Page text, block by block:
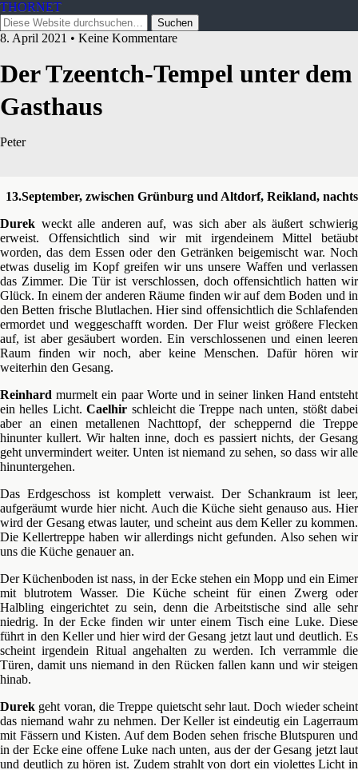
THORNET
8. April 2021 • Keine Kommentare
Der Tzeentch-Tempel unter dem
Gasthaus
Peter
13.September, zwischen Grünburg und Altdorf, Reikland, nachts
Durek weckt alle anderen auf, was sich aber als äußert schwierig
erweist. Offensichtlich sind wir mit irgendeinem Mittel betäubt
worden, das dem Essen oder den Getränken beigemischt war. Noch
etwas duselig im Kopf greifen wir uns unsere Waffen und verlassen
das Zimmer. Die Tür ist verschlossen, doch offensichtlich hatten wir
Glück. In einem der anderen Räume finden wir auf dem Boden und in
den Betten frische Blutlachen. Hier sind offensichtlich die Schlafenden
ermordet und weggeschafft worden. Der Flur weist größere Flecken
auf, ist aber gesäubert worden. Ein verschlossenen und einen leeren
Raum finden wir noch, aber keine Menschen. Dafür hören wir
weiterhin den Gesang.
Reinhard murmelt ein paar Worte und in seiner linken Hand entsteht
ein helles Licht.Caelhir schleicht die Treppe nach unten, stößt dabei
aber an einen metallenen Nachttopf, der scheppernd die Treppe
hinunter kullert. Wir halten inne, doch es passiert nichts, der Gesang
geht unvermindert weiter. Unten ist niemand zu sehen, so dass wir alle
hinuntergehen.
Das Erdgeschoss ist komplett verwaist. Der Schankraum ist leer,
aufgeräumt wurde hier nicht. Auch die Küche sieht genauso aus. Hier
wird der Gesang etwas lauter, und scheint aus dem Keller zu kommen.
Die Kellertreppe haben wir allerdings nicht gefunden. Also sehen wir
uns die Küche genauer an.
Der Küchenboden ist nass, in der Ecke stehen ein Mopp und ein Eimer
mit blutrotem Wasser. Die Küche scheint für einen Zwerg oder
Halbling eingerichtet zu sein, denn die Arbeitstische sind alle sehr
niedrig. In der Ecke finden wir unter einem Tisch eine Luke. Diese
führt in den Keller und hier wird der Gesang jetzt laut und deutlich. Es
scheint irgendein Ritual angehalten zu werden. Ich verrammle die
Türen, damit uns niemand in den Rücken fallen kann und wir steigen
hinab.
Durek geht voran, die Treppe quietscht sehr laut. Doch wieder scheint
das niemand wahr zu nehmen. Der Keller ist eindeutig ein Lagerraum
mit Fässern und Kisten. Auf dem Boden sehen frische Blutspuren und
in der Ecke eine offene Luke nach unten, aus der der Gesang jetzt laut
und deutlich zu hören ist. Zudem strahlt von dort ein violettes Licht in